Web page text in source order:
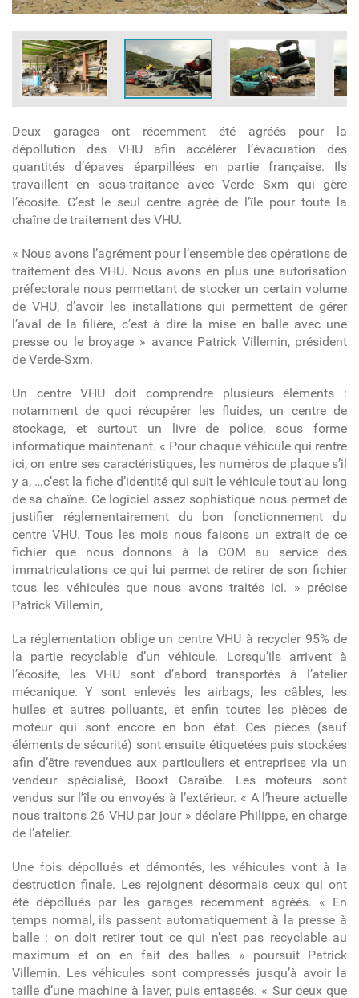
Deux garages ont récemment été agréés pour la
dépollution des VHU afin accélérer l’évacuation des
quantités d’épaves éparpillées en partie française. Ils
travaillent en sous-traitance avec Verde Sxm qui gère
l’écosite. C’est le seul centre agréé de l’île pour toute la
chaîne de traitement des VHU.
« Nous avons l’agrément pour l’ensemble des opérations de
traitement des VHU. Nous avons en plus une autorisation
préfectorale nous permettant de stocker un certain volume
de VHU, d’avoir les installations qui permettent de gérer
l’aval de la filière, c’est à dire la mise en balle avec une
presse ou le broyage » avance Patrick Villemin, président
de Verde-Sxm.
Un centre VHU doit comprendre plusieurs éléments :
notamment de quoi récupérer les fluides, un centre de
stockage, et surtout un livre de police, sous forme
informatique maintenant. « Pour chaque véhicule qui rentre
ici, on entre ses caractéristiques, les numéros de plaque s’il
y a, …c’est la fiche d’identité qui suit le véhicule tout au long
de sa chaîne. Ce logiciel assez sophistiqué nous permet de
justifier réglementairement du bon fonctionnement du
centre VHU. Tous les mois nous faisons un extrait de ce
fichier que nous donnons à la COM au service des
immatriculations ce qui lui permet de retirer de son fichier
tous les véhicules que nous avons traités ici. » précise
Patrick Villemin,
La réglementation oblige un centre VHU à recycler 95% de
la partie recyclable d’un véhicule. Lorsqu’ils arrivent à
l’écosite, les VHU sont d’abord transportés à l’atelier
mécanique. Y sont enlevés les airbags, les câbles, les
huiles et autres polluants, et enfin toutes les pièces de
moteur qui sont encore en bon état. Ces pièces (sauf
éléments de sécurité) sont ensuite étiquetées puis stockées
afin d’être revendues aux particuliers et entreprises via un
vendeur spécialisé, Booxt Caraïbe. Les moteurs sont
vendus sur l’île ou envoyés à l’extérieur. « A l’heure actuelle
nous traitons 26 VHU par jour » déclare Philippe, en charge
de l’atelier.
Une fois dépollués et démontés, les véhicules vont à la
destruction finale. Les rejoignent désormais ceux qui ont
été dépollués par les garages récemment agréés. « En
temps normal, ils passent automatiquement à la presse à
balle : on doit retirer tout ce qui n’est pas recyclable au
maximum et on en fait des balles » poursuit Patrick
Villemin. Les véhicules sont compressés jusqu’à avoir la
taille d’une machine à laver, puis entassés. « Sur ceux que